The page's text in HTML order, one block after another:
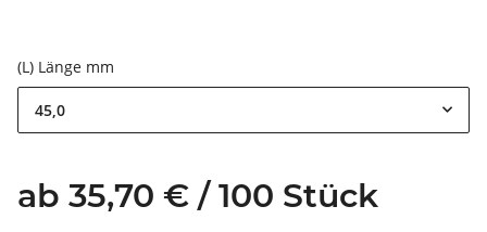
(L) Länge mm
45,0
ab 35,70 € / 100 Stück